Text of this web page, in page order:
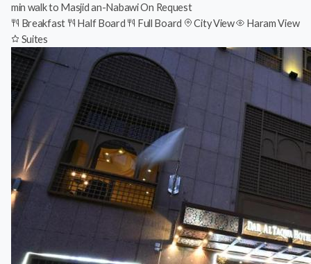
min walk to Masjid an-NabawiOn Request
Breakfast
Half Board Full Board City View
Haram View
Suites